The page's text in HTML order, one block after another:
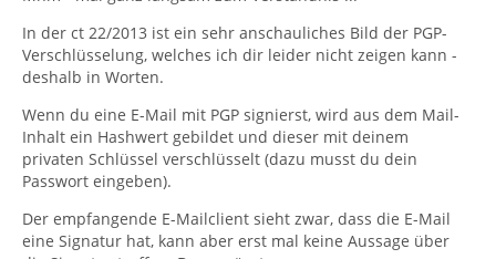
In der ct 22/2013 ist ein sehr anschauliches Bild der PGP-
Verschlüsselung, welches ich dir leider nicht zeigen kann -
deshalb in Worten.
Wenn du eine E-Mail mit PGP signierst, wird aus dem Mail-
Inhalt ein Hashwert gebildet und dieser mit deinem
privaten Schlüssel verschlüsselt (dazu musst du dein
Passwort eingeben).
Der empfangende E-Mailclient sieht zwar, dass die E-Mail
eine Signatur hat, kann aber erst mal keine Aussage über